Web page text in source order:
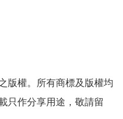
版權。所有商標及版權均
只作分享用途，敬請留